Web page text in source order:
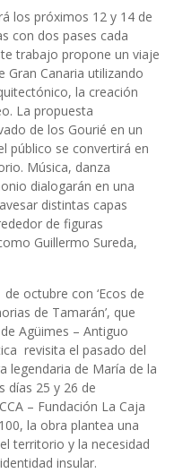
los próximos 12 y 14 de
con dos pases cada
trabajo propone un viaje
Gran Canaria utilizando
la creación
La propuesta
de los Gourié en un
público se convertirá en
Música, danza
dialogarán en una
distintas capas
de figuras
Guillermo Sureda,
octubre con ‘Ecos de
de Tamarán’, que
Agüimes – Antiguo
revisita el pasado del
legendaria de María de la
días 25 y 26 de
– Fundación La Caja
la obra plantea una
territorio y la necesidad
insular.